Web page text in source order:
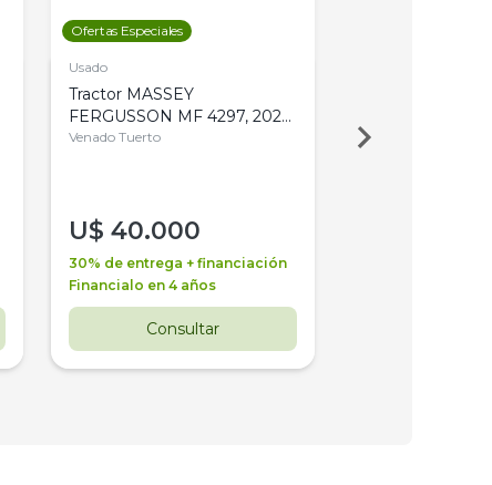
Ofertas Especiales
Usado
Tractor MASSEY
FERGUSSON MF 4297, 2020,
4WD, PATON
Venado Tuerto
U$ 40.000
30% de entrega + financiación
Financialo en 4 años
Consultar
Venado Tuerto